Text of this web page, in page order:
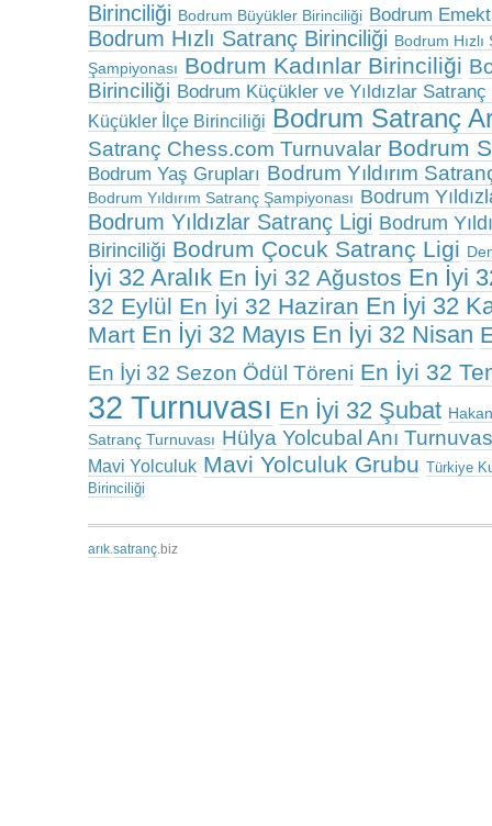
Birinciliği Bodrum Büyükler Birinciliği Bodrum
Bodrum Hızlı Satranç Birinciliği Bodrum Hızlı
Şampiyonası Bodrum Kadınlar Birinciliği
Birinciliği Bodrum Küçükler ve Yıldızlar
Küçükler İlçe Birinciliği Bodrum Satranç
Satranç Chess.com Turnuvalar Bodrum
Bodrum Yaş Grupları Bodrum Yıldırım
Bodrum Yıldırım Satranç Şampiyonası Bodrum
Bodrum Yıldızlar Satranç Ligi Bodrum
Birinciliği Bodrum Çocuk Satranç Ligi
İyi 32 Aralık En İyi 32 Ağustos En İyi
32 Eylül En İyi 32 Haziran En İyi 32
Mart En İyi 32 Mayıs En İyi 32 Nisan
En İyi 32 Sezon Ödül Töreni En İyi 32
32 Turnuvası En İyi 32 Şubat
Satranç Turnuvası Hülya Yolcubal Anı
Mavi Yolculuk Mavi Yolculuk Grubu Türkiye
Birinciliği
arık.satranç.biz